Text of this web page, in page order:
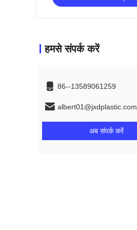
हमसे संपर्क करें
86--13589061259
albert01@jxdplastic.com
अब संपर्क करें